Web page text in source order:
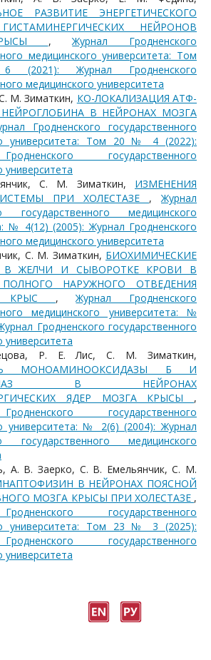
РАЗВИТИЕ ЭНЕРГЕТИЧЕСКОГО
НЕЙРОНОВ
,Журнал Гродненского
медицинского университета: Том
Журнал Гродненского
медицинского университета
М. Зиматкин, КО-ЛОКАЛИЗАЦИЯ АТФ-
В НЕЙРОНАХ МОЗГА
Гродненского государственного
университета: Том 20 № 4 (2022):
государственного
университета
С. М. Зиматкин, ИЗМЕНЕНИЯ
ПРИ ХОЛЕСТАЗЕ ,Журнал
государственного медицинского
№ 4(12) (2005): Журнал Гродненского
медицинского университета
С. М. Зиматкин, БИОХИМИЧЕСКИЕ
В ЖЕЛЧИ И СЫВОРОТКЕ КРОВИ В
НАРУЖНОГО ОТВЕДЕНИЯ
КРЫС ,Журнал Гродненского
медицинского университета: №
Гродненского государственного
университета
Р. Е. Лис, С. М. Зиматкин,
МОНОАМИНООКСИДАЗЫ Б И
В НЕЙРОНАХ
ЯДЕР МОЗГА КРЫСЫ ,
государственного
университета: № 2(6) (2004): Журнал
государственного медицинского
А. В. Заерко, С. В. Емельянчик, С. М.
В НЕЙРОНАХ ПОЯСНОЙ
МОЗГА КРЫСЫ ПРИ ХОЛЕСТАЗЕ ,
государственного
университета: Том 23 № 3 (2025):
государственного
университета